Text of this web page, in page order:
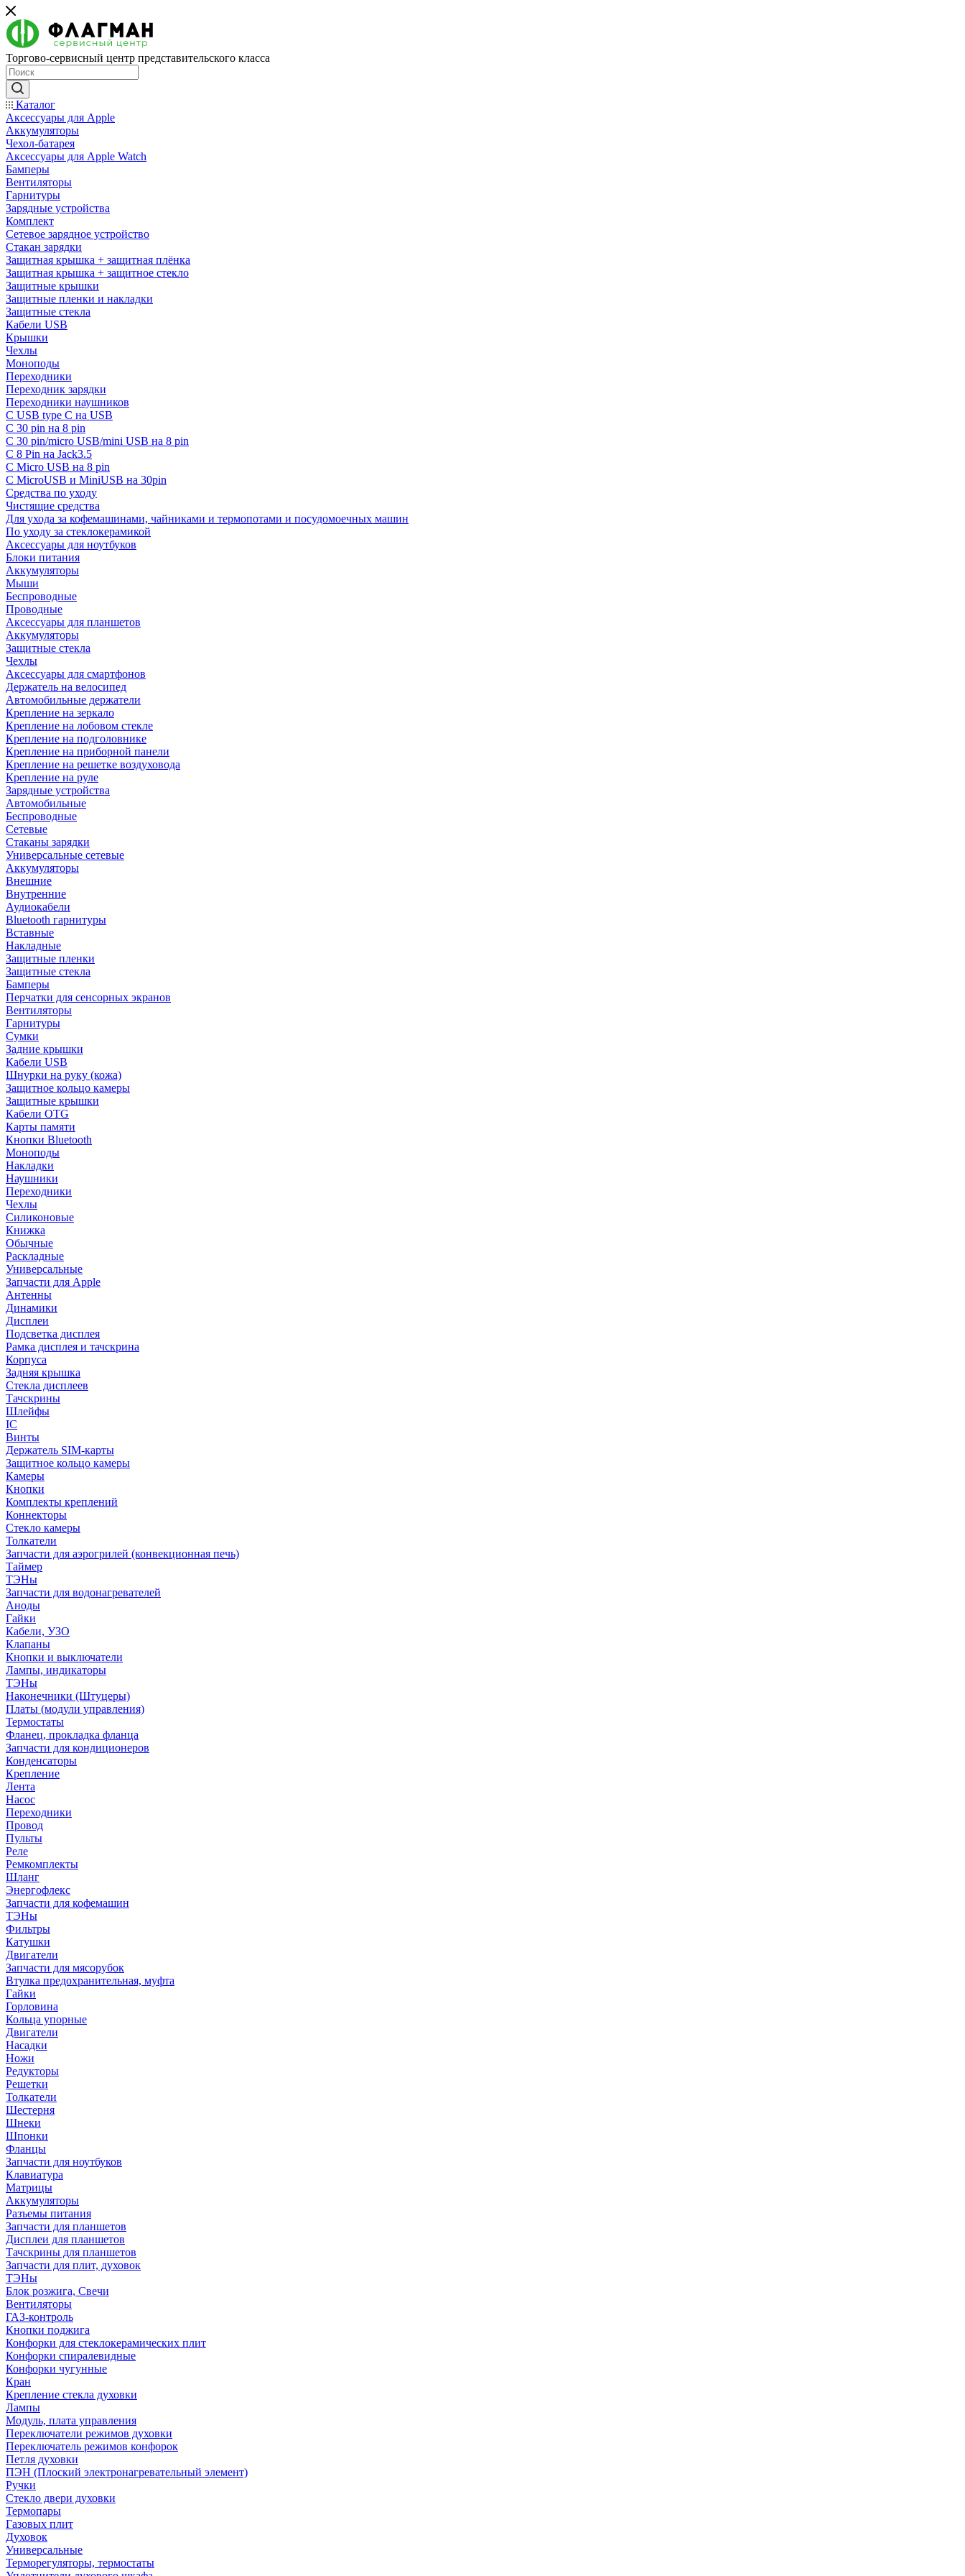
Торгово-сервисный центр представительского класса
Каталог
Аксессуары для Apple
Аккумуляторы
Чехол-батарея
Аксессуары для Apple Watch
Бамперы
Вентиляторы
Гарнитуры
Зарядные устройства
Комплект
Сетевое зарядное устройство
Стакан зарядки
Защитная крышка + защитная плёнка
Защитная крышка + защитное стекло
Защитные крышки
Защитные пленки и накладки
Защитные стекла
Кабели USB
Крышки
Чехлы
Моноподы
Переходники
Переходник зарядки
Переходники наушников
С USB type C на USB
С 30 pin на 8 pin
С 30 pin/micro USB/mini USB на 8 pin
С 8 Pin на Jack3.5
С Micro USB на 8 pin
С MicroUSB и MiniUSB на 30pin
Средства по уходу
Чистящие средства
Для ухода за кофемашинами, чайниками и термопотами и посудомоечных машин
По уходу за стеклокерамикой
Аксессуары для ноутбуков
Блоки питания
Аккумуляторы
Мыши
Беспроводные
Проводные
Аксессуары для планшетов
Аккумуляторы
Защитные стекла
Чехлы
Аксессуары для смартфонов
Держатель на велосипед
Автомобильные держатели
Крепление на зеркало
Крепление на лобовом стекле
Крепление на подголовнике
Крепление на приборной панели
Крепление на решетке воздуховода
Крепление на руле
Зарядные устройства
Автомобильные
Беспроводные
Сетевые
Стаканы зарядки
Универсальные сетевые
Аккумуляторы
Внешние
Внутренние
Аудиокабели
Bluetooth гарнитуры
Вставные
Накладные
Защитные пленки
Защитные стекла
Бамперы
Перчатки для сенсорных экранов
Вентиляторы
Гарнитуры
Сумки
Задние крышки
Кабели USB
Шнурки на руку (кожа)
Защитное кольцо камеры
Защитные крышки
Кабели OTG
Карты памяти
Кнопки Bluetooth
Моноподы
Накладки
Наушники
Переходники
Чехлы
Силиконовые
Книжка
Обычные
Раскладные
Универсальные
Запчасти для Apple
Антенны
Динамики
Дисплеи
Подсветка дисплея
Рамка дисплея и тачскрина
Корпуса
Задняя крышка
Стекла дисплеев
Тачскрины
Шлейфы
IC
Винты
Держатель SIM-карты
Защитное кольцо камеры
Камеры
Кнопки
Комплекты креплений
Коннекторы
Стекло камеры
Толкатели
Запчасти для аэрогрилей (конвекционная печь)
Таймер
ТЭНы
Запчасти для водонагревателей
Аноды
Гайки
Кабели, УЗО
Клапаны
Кнопки и выключатели
Лампы, индикаторы
ТЭНы
Наконечники (Штуцеры)
Платы (модули управления)
Термостаты
Фланец, прокладка фланца
Запчасти для кондиционеров
Конденсаторы
Крепление
Лента
Насос
Переходники
Провод
Пульты
Реле
Ремкомплекты
Шланг
Энергофлекс
Запчасти для кофемашин
ТЭНы
Фильтры
Катушки
Двигатели
Запчасти для мясорубок
Втулка предохранительная, муфта
Гайки
Горловина
Кольца упорные
Двигатели
Насадки
Ножи
Редукторы
Решетки
Толкатели
Шестерня
Шнеки
Шпонки
Фланцы
Запчасти для ноутбуков
Клавиатура
Матрицы
Аккумуляторы
Разъемы питания
Запчасти для планшетов
Дисплеи для планшетов
Тачскрины для планшетов
Запчасти для плит, духовок
ТЭНы
Блок розжига, Свечи
Вентиляторы
ГАЗ-контроль
Кнопки поджига
Конфорки для стеклокерамических плит
Конфорки спиралевидные
Конфорки чугунные
Кран
Крепление стекла духовки
Лампы
Модуль, плата управления
Переключатели режимов духовки
Переключатель режимов конфорок
Петля духовки
ПЭН (Плоский электронагревательный элемент)
Ручки
Стекло двери духовки
Термопары
Газовых плит
Духовок
Универсальные
Терморегуляторы, термостаты